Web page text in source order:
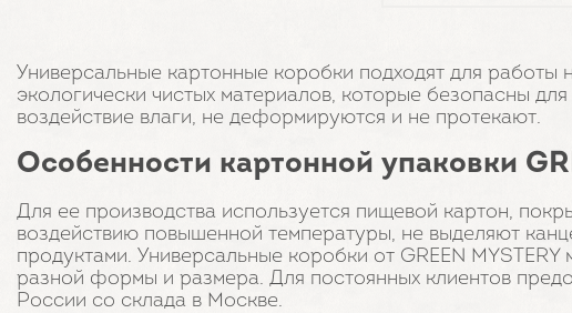
Универсальные картонные коробки подходят для
экологически чистых материалов, которые безопасны
воздействие влаги, не деформируются и не протекают.
Особенности картонной упаковки
Для ее производства используется пищевой картон,
воздействию повышенной температуры, не выделяют
продуктами. Универсальные коробки от GREEN
разной формы и размера. Для постоянных клиентов
России со склада в Москве.